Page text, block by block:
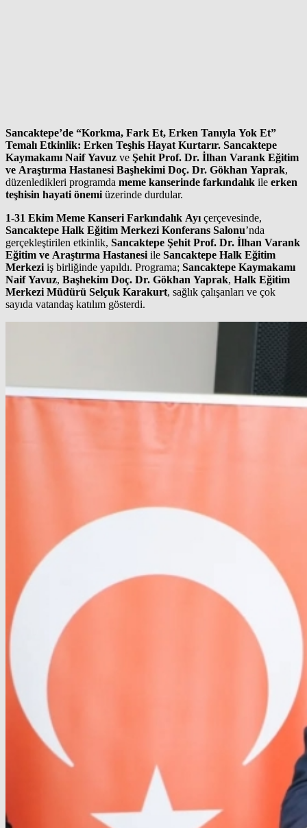
Sancaktepe’de “Korkma, Fark Et, Erken Tanıyla Yok Et”
Temalı Etkinlik: Erken Teşhis Hayat Kurtarır. Sancaktepe
Kaymakamı Naif Yavuz ve Şehit Prof. Dr. İlhan Varank Eğitim
ve Araştırma Hastanesi Başhekimi Doç. Dr. Gökhan Yaprak,
düzenledikleri programda meme kanserinde farkındalık ile erken
teşhisin hayati önemi üzerinde durdular.
1-31 Ekim Meme Kanseri Farkındalık Ayı çerçevesinde,
Sancaktepe Halk Eğitim Merkezi Konferans Salonu’nda
gerçekleştirilen etkinlik, Sancaktepe Şehit Prof. Dr. İlhan Varank
Eğitim ve Araştırma Hastanesi ile Sancaktepe Halk Eğitim
Merkezi iş birliğinde yapıldı. Programa; Sancaktepe Kaymakamı
Naif Yavuz, Başhekim Doç. Dr. Gökhan Yaprak, Halk Eğitim
Merkezi Müdürü Selçuk Karakurt, sağlık çalışanları ve çok
sayıda vatandaş katılım gösterdi.